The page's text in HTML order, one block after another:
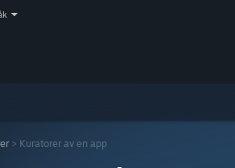
> Kuratorer av en app